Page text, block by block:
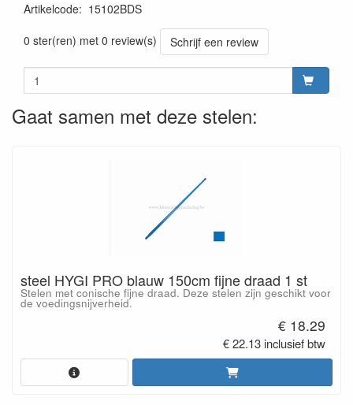
Artikelcode: 15102BDS
0 ster(ren) met 0 review(s)
Schrijf een review
Gaat samen met deze stelen:
steel HYGI PRO blauw 150cm fijne draad 1 st
Stelen met conische fijne draad. Deze stelen zijn geschikt voor
de voedingsnijverheid.
€ 18.29
€ 22.13 inclusief btw